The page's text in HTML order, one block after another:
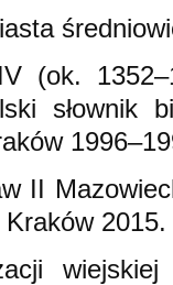
(ok.
słownik
II
2015.